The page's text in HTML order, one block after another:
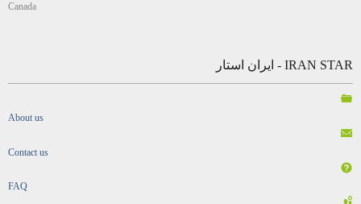
Canada
IRAN STAR - ایران استار
About us
Contact us
FAQ